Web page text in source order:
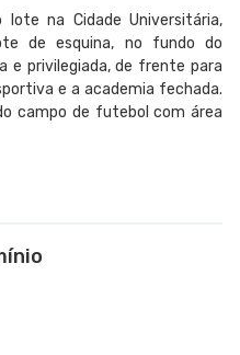
lote na Cidade Universitária,
de esquina, no fundo do
e privilegiada, de frente para
e a academia fechada.
campo de futebol com área